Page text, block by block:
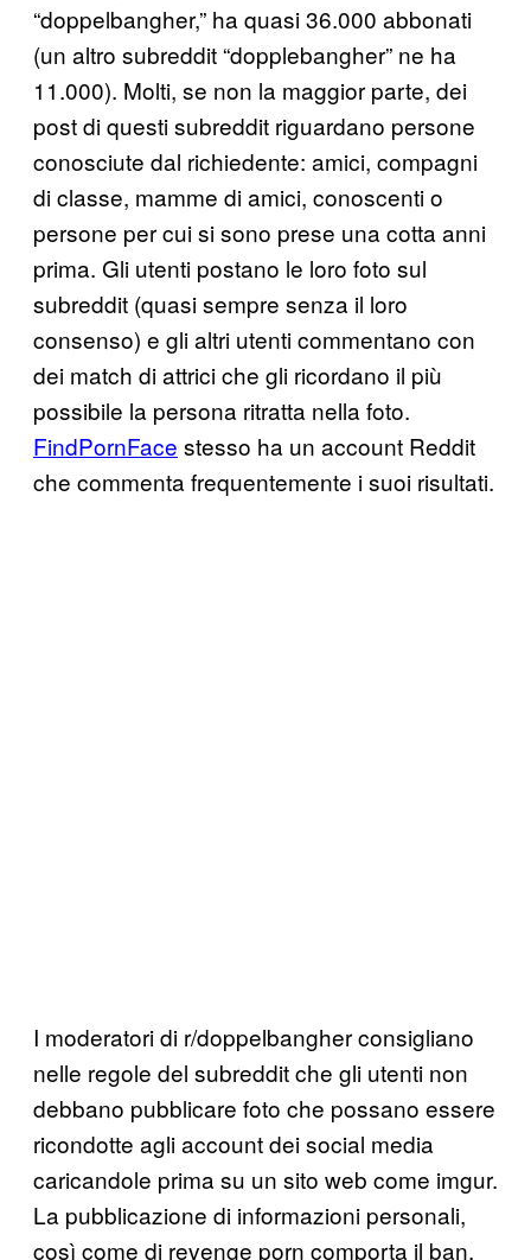
“doppelbangher,” ha quasi 36.000 abbonati
(un altro subreddit “dopplebangher” ne ha
11.000). Molti, se non la maggior parte, dei
post di questi subreddit riguardano persone
conosciute dal richiedente: amici, compagni
di classe, mamme di amici, conoscenti o
persone per cui si sono prese una cotta anni
prima. Gli utenti postano le loro foto sul
subreddit (quasi sempre senza il loro
consenso) e gli altri utenti commentano con
dei match di attrici che gli ricordano il più
possibile la persona ritratta nella foto.
FindPornFace stesso ha un account Reddit
che commenta frequentemente i suoi risultati.
I moderatori di r/doppelbangher consigliano
nelle regole del subreddit che gli utenti non
debbano pubblicare foto che possano essere
ricondotte agli account dei social media
caricandole prima su un sito web come imgur.
La pubblicazione di informazioni personali,
così come di revenge porn comporta il ban,